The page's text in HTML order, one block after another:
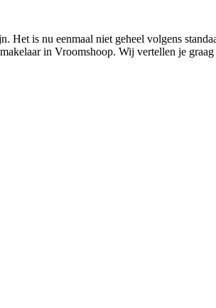
is nu eenmaal niet geheel volgens
in Vroomshoop. Wij vertellen je